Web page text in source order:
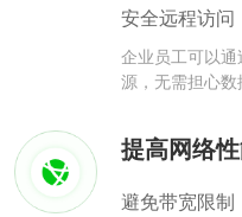
安全远程访问
企业员工可以
源，无需担心数
提高网络
避免带宽限制